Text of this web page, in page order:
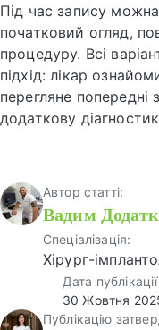
Під час запису
початковий огляд,
процедуру. Всі
підхід: лікар
перегляне попередні
додаткову
Автор статті:
Вадим
Спеціалізація:
Хірург-
Дата публікації
30 Жовтня
Публікацію